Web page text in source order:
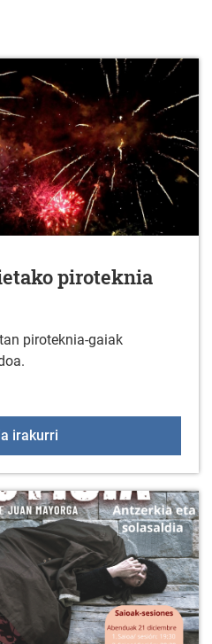
piroteknia
piroteknia-gaiak
irakurri